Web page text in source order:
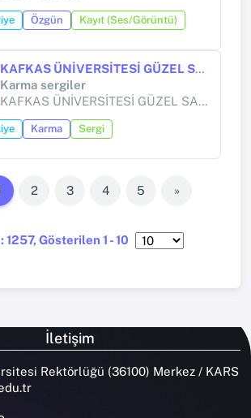
Özgün Kayıt (Ses/Görüntü)
KAFKAS ÜNİVERSİTESİ GÜZEL SANATLAR FAKÜLTESİ DÜNYA SANAT HAFTASI "KARŞILAŞMALAR-BULUŞMALAR"
Karma sergiler
KAFKAS ÜNİVERSİTESİ GÜZEL SANATLAR FAKÜLTESİ
Karma Sergi
1257, Gösterilen 1 - 10
2 3 4 5 »
İletişim
Rektörlüğü (36100) Merkez / KARS